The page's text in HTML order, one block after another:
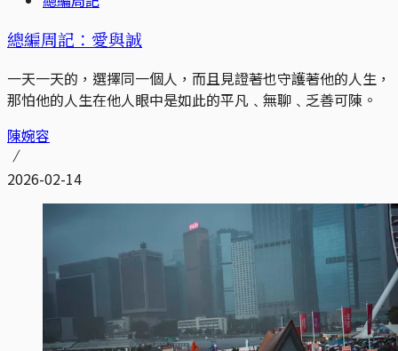
總編周記：愛與誠
一天一天的，選擇同一個人，而且見證著也守護著他的人生，
那怕他的人生在他人眼中是如此的平凡﹑無聊﹑乏善可陳。
陳婉容
2026-02-14